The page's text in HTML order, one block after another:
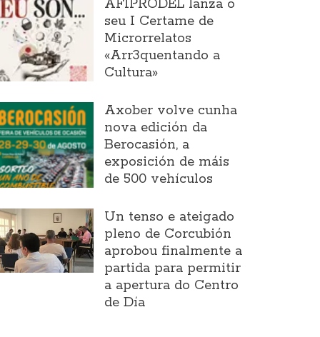
AFIPRODEL lanza o
seu I Certame de
Microrrelatos
«Arr3quentando a
Cultura»
Axober volve cunha
nova edición da
Berocasión, a
exposición de máis
de 500 vehículos
Un tenso e ateigado
pleno de Corcubión
aprobou finalmente a
partida para permitir
a apertura do Centro
de Día